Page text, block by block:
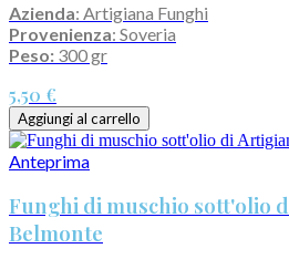
Azienda: Artigiana Funghi
Provenienza: Soveria
Peso: 300 gr
5,50 €
Aggiungi al carrello
Anteprima
Funghi di muschio sott'olio
Belmonte